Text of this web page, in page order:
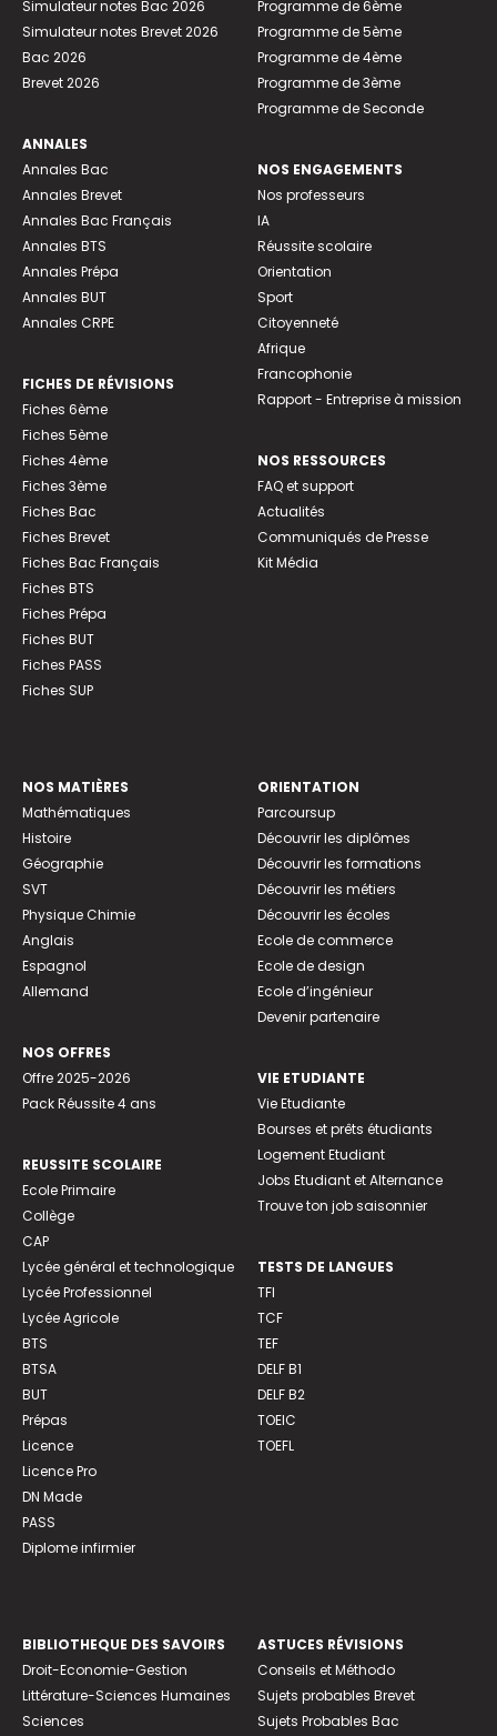
Simulateur notes Bac 2026
Simulateur notes Brevet 2026
Bac 2026
Brevet 2026
ANNALES
Annales Bac
Annales Brevet
Annales Bac Français
Annales BTS
Annales Prépa
Annales BUT
Annales CRPE
FICHES DE RÉVISIONS
Fiches 6ème
Fiches 5ème
Fiches 4ème
Fiches 3ème
Fiches Bac
Fiches Brevet
Fiches Bac Français
Fiches BTS
Fiches Prépa
Fiches BUT
Fiches PASS
Fiches SUP
Programme de 6ème
Programme de 5ème
Programme de 4ème
Programme de 3ème
Programme de Seconde
NOS ENGAGEMENTS
Nos professeurs
IA
Réussite scolaire
Orientation
Sport
Citoyenneté
Afrique
Francophonie
Rapport - Entreprise à mission
NOS RESSOURCES
FAQ et support
Actualités
Communiqués de Presse
Kit Média
NOS MATIÈRES
Mathématiques
Histoire
Géographie
SVT
Physique Chimie
Anglais
Espagnol
Allemand
NOS OFFRES
Offre 2025-2026
Pack Réussite 4 ans
REUSSITE SCOLAIRE
Ecole Primaire
Collège
CAP
Lycée général et technologique
Lycée Professionnel
Lycée Agricole
BTS
BTSA
BUT
Prépas
Licence
Licence Pro
DN Made
PASS
Diplome infirmier
ORIENTATION
Parcoursup
Découvrir les diplômes
Découvrir les formations
Découvrir les métiers
Découvrir les écoles
Ecole de commerce
Ecole de design
Ecole d’ingénieur
Devenir partenaire
VIE ETUDIANTE
Vie Etudiante
Bourses et prêts étudiants
Logement Etudiant
Jobs Etudiant et Alternance
Trouve ton job saisonnier
TESTS DE LANGUES
TFI
TCF
TEF
DELF B1
DELF B2
TOEIC
TOEFL
BIBLIOTHEQUE DES SAVOIRS
Droit-Economie-Gestion
Littérature-Sciences Humaines
Sciences
ASTUCES RÉVISIONS
Conseils et Méthodo
Sujets probables Brevet
Sujets Probables Bac